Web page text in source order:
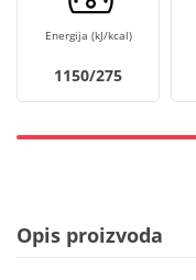
Energija (kJ/kcal)
1150/275
Opis proizvoda